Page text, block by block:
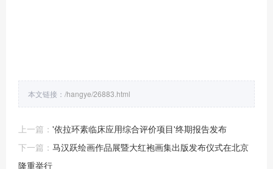
本文链接： /hangye/26883.html
上一篇： '依拉环素临床应用综合评价项目'终期报告发布
下一篇： 马汉跃绘画作品展暨大红袍画集出版发布仪式在北京
隆重举行